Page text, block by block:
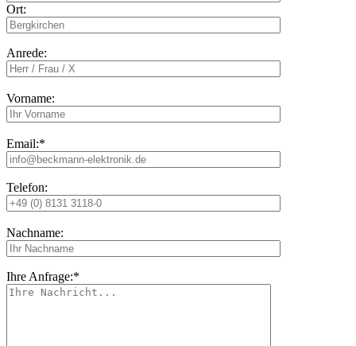
Ort:
Anrede:
Vorname:
Email:*
Telefon:
Nachname:
Ihre Anfrage:*